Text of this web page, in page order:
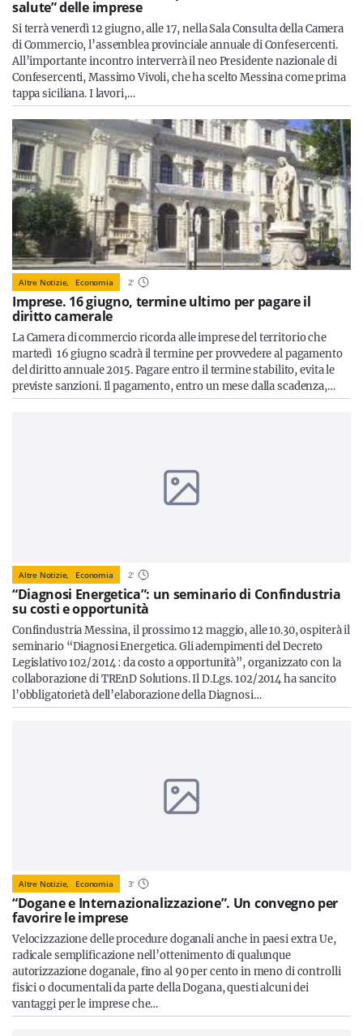
salute” delle imprese
Si terrà venerdì 12 giugno, alle 17, nella Sala Consulta della Camera
di Commercio, l’assemblea provinciale annuale di Confesercenti.
All’importante incontro interverrà il neo Presidente nazionale di
Confesercenti, Massimo Vivoli, che ha scelto Messina come prima
tappa siciliana. I lavori,…
Altre Notizie, Economia 2'
Imprese. 16 giugno, termine ultimo per pagare il
diritto camerale
La Camera di commercio ricorda alle imprese del territorio che
martedì 16 giugno scadrà il termine per provvedere al pagamento
del diritto annuale 2015. Pagare entro il termine stabilito, evita le
previste sanzioni. Il pagamento, entro un mese dalla scadenza,…
Altre Notizie, Economia 2'
“Diagnosi Energetica”: un seminario di Confindustria
su costi e opportunità
Confindustria Messina, il prossimo 12 maggio, alle 10.30, ospiterà il
seminario “Diagnosi Energetica. Gli adempimenti del Decreto
Legislativo 102/2014 : da costo a opportunità”, organizzato con la
collaborazione di TREnD Solutions. Il D.Lgs. 102/2014 ha sancito
l’obbligatorietà dell’elaborazione della Diagnosi…
Altre Notizie, Economia 3'
“Dogane e Internazionalizzazione”. Un convegno per
favorire le imprese
Velocizzazione delle procedure doganali anche in paesi extra Ue,
radicale semplificazione nell’ottenimento di qualunque
autorizzazione doganale, fino al 90 per cento in meno di controlli
fisici o documentali da parte della Dogana, questi alcuni dei
vantaggi per le imprese che…